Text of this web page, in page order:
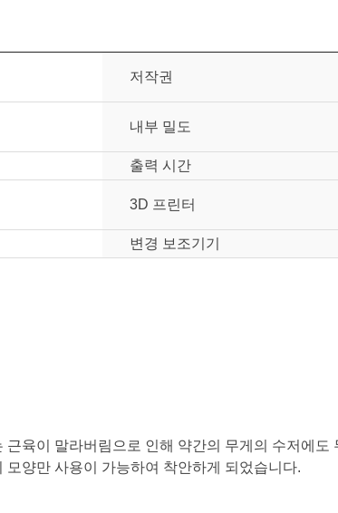
저작권
내부 밀도
출력 시간
3D 프린터
변경 보조기기
육이 말라버림으로 인해 약간의 무게의 수저에도
양만 사용이 가능하여 착안하게 되었습니다.